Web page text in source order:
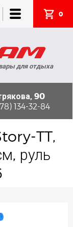
0
для отдыха
90
134-32-84
TT,
руль